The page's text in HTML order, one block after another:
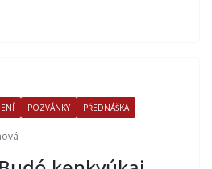
POZVÁNKY PŘEDNÁŠKA